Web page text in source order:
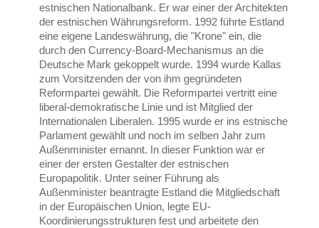
estnischen Nationalbank. Er war einer der Architekten
der estnischen Währungsreform. 1992 führte Estland
eine eigene Landeswährung, die "Krone" ein, die
durch den Currency-Board-Mechanismus an die
Deutsche Mark gekoppelt wurde. 1994 wurde Kallas
zum Vorsitzenden der von ihm gegründeten
Reformpartei gewählt. Die Reformpartei vertritt eine
liberal-demokratische Linie und ist Mitglied der
Internationalen Liberalen. 1995 wurde er ins estnische
Parlament gewählt und noch im selben Jahr zum
Außenminister ernannt. In dieser Funktion war er
einer der ersten Gestalter der estnischen
Europapolitik. Unter seiner Führung als
Außenminister beantragte Estland die Mitgliedschaft
in der Europäischen Union, legte EU-
Koordinierungsstrukturen fest und arbeitete den